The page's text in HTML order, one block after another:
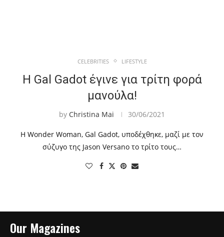
CELEBRITIES LIFESTYLE
Η Gal Gadot έγινε για τρίτη φορά
μανούλα!
by Christina Mai 30/06/2021
Η Wonder Woman, Gal Gadot, υποδέχθηκε, μαζί με τον
σύζυγο της Jason Versano το τρίτο τους…
Our Magazines